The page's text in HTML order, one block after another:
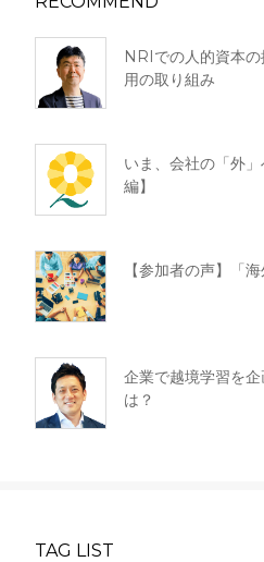
NRIでの人的資本
用の取り組み
いま、会社の「外
編】
【参加者の声】「
企業で越境学習を
は？
TAG LIST